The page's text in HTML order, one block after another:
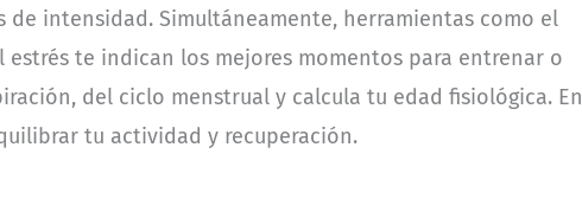
intensidad. Simultáneamente, herramientas como el
te indican los mejores momentos para entrenar o
del ciclo menstrual y calcula tu edad fisiológica. En
tu actividad y recuperación.